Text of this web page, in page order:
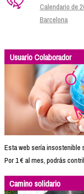
Calendario de
Barcelona
Usuario Colaborador
Esta web sería insostenible
Por 1 € al mes, podrás
Camino solidario